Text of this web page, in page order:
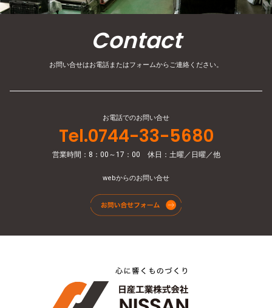
Contact
お問い合せはお電話またはフォームからご連絡ください。
お電話でのお問い合せ
Tel.0744-33-5680
営業時間：8：00～17：00 休日：土曜／日曜／他
webからのお問い合せ